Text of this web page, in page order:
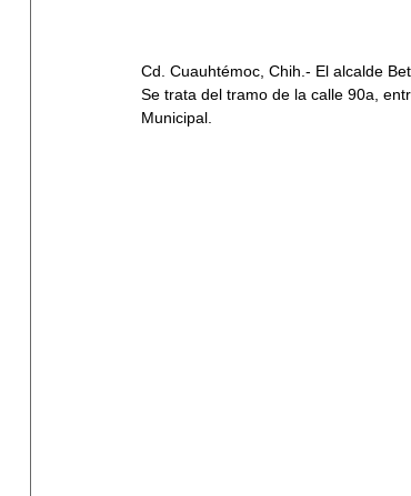
Cd. Cuauhtémoc, Chih.- El alcalde
Se trata del tramo de la calle 90a,
Municipal.